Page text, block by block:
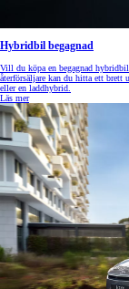
Hybridbil begagnad
Vill du köpa en begagnad
återförsäljare kan du hitta ett brett
eller en laddhybrid.
Läs mer